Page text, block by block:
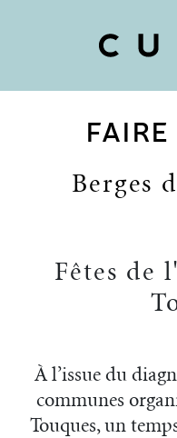
COOPÉRATIVE
CUESTA
Berges
Fêtes de
À l’issue du
communes
Touques, un